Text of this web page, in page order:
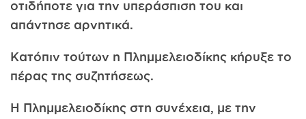
οτιδήποτε για την υπεράσπιση του και
απάντησε αρνητικά.
Κατόπιν τούτων η Πλημμελειοδίκης κήρυξε το
πέρας της συζητήσεως.
Η Πλημμελειοδίκης στη συνέχεια, με την